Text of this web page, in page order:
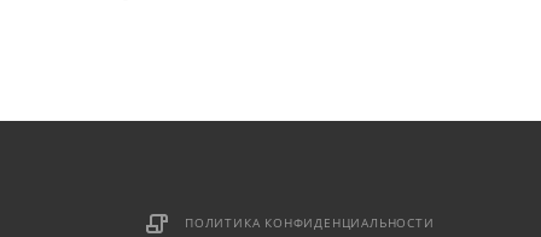
ПОЛИТИКА КОНФИДЕНЦИАЛЬНОСТИ